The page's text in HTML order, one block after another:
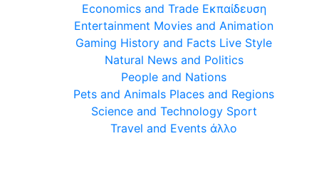
Economics and Trade Εκπαίδευση
Entertainment Movies and Animation
Gaming History and Facts Live Style
Natural News and Politics
People and Nations
Pets and Animals Places and Regions
Science and Technology Sport
Travel and Events άλλο